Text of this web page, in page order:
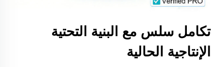
تكامل سلس مع البنية التحتية
الإنتاجية الحالية